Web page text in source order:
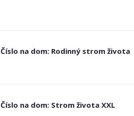
Číslo na dom: Rodinný strom života
Číslo na dom: Strom života XXL